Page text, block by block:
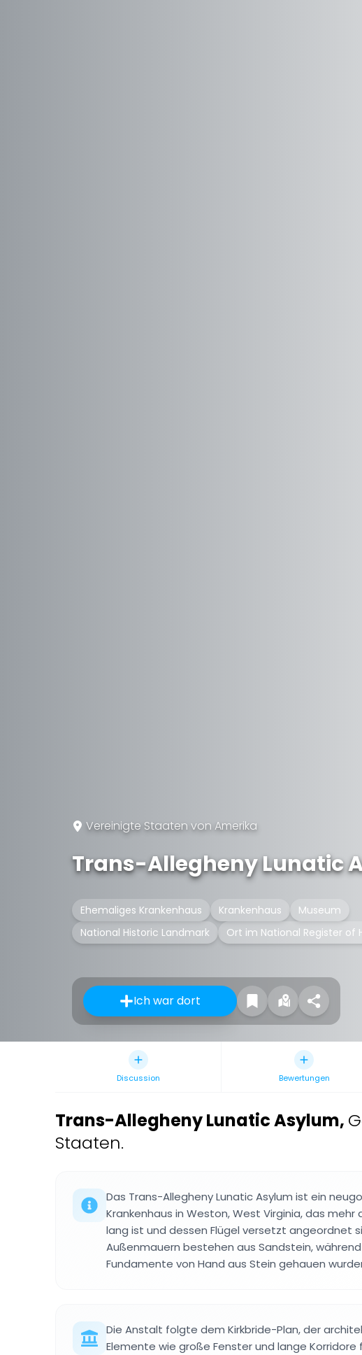
Vereinigte Staaten von Amerika
Trans-Allegheny Lunatic
Ehemaliges Krankenhaus Krankenhaus
Museum
National Historic Landmark
Ort im National Register of
Ich war dort
Discussion Bewertungen
Trans-Allegheny Lunatic Asylum,
Staaten.
Das Trans-Allegheny Lunatic Asylum ist ein
Krankenhaus in Weston, West Virginia, das mehr
lang ist und dessen Flügel versetzt angeordnet
Außenmauern bestehen aus Sandstein,
Fundamente von Hand aus Stein gehauen
Die Anstalt folgte dem Kirkbride-Plan, der
Elemente wie große Fenster und lange Korridore